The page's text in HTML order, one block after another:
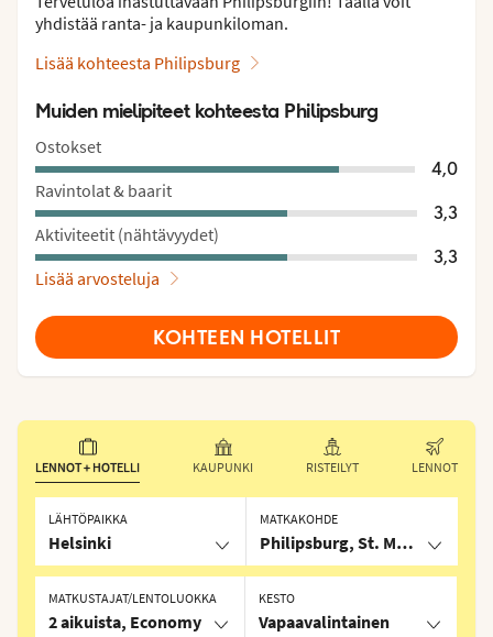
yhdistää ranta- ja kaupunkiloman.
Lisää kohteesta Philipsburg
Muiden mielipiteet kohteesta Philipsburg
Ostokset
4,0
Ravintolat & baarit
3,3
Aktiviteetit (nähtävyydet)
3,3
Lisää arvosteluja
KOHTEEN HOTELLIT
LENNOT + HOTELLI KAUPUNKI RISTEILYT LENNOT
LÄHTÖPAIKKA
Helsinki
MATKAKOHDE
Philipsburg, St. Martin/St.
KESTO
Vapaavalintainen
MATKUSTAJAT/LENTOLUOKKA
2 aikuista, Economy